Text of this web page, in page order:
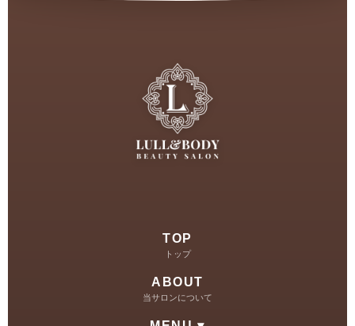
TOP
トップ
ABOUT
当サロンについて